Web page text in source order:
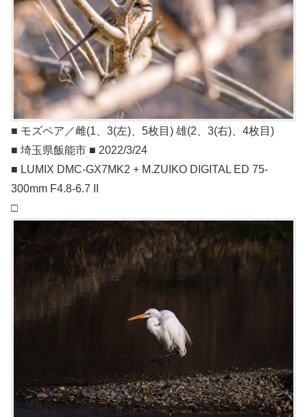
■ モズペア／雌(1、3(左)、5枚目) 雄(2、3(右)、4枚目)
■ 埼玉県飯能市 ■ 2022/3/24
■ LUMIX DMC-GX7MK2 + M.ZUIKO DIGITAL ED 75-
300mm F4.8-6.7 II
□